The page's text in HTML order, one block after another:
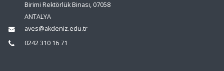
Birimi Rektörlük Binası, 07058
ANTALYA
aves@akdeniz.edu.tr
0242 310 16 71